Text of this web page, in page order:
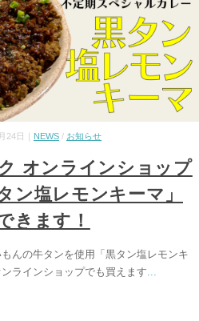
24日｜ NEWS/ お知らせ
オンラインショップ
ン塩レモンキーマ」
きます！
んの牛タンを使用「黒タン塩レモンキ
ラインショップでも買えます...